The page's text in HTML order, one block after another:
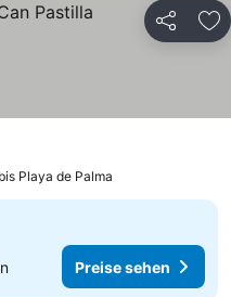
Teilen
Playa de Palma
Preise sehen